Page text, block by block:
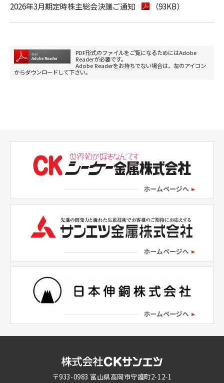
2026年3月期定時株主総会決議ご通知
（93KB）
PDF形式のファイルをご覧になるためにはAdobe
Readerが必要です。
Adobe Readerをお持ちでない場合は、左のアイコン
からダウンロードして下さい。
〒933-0983 富山県高岡市守護町2-12-1